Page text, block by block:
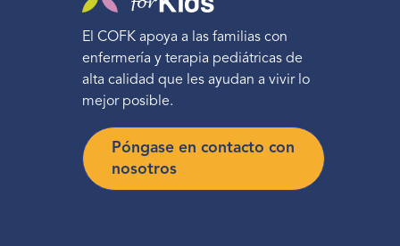
El COFK apoya a las familias con
enfermería y terapia pediátricas de
alta calidad que les ayudan a vivir lo
mejor posible.
Póngase en contacto con
nosotros